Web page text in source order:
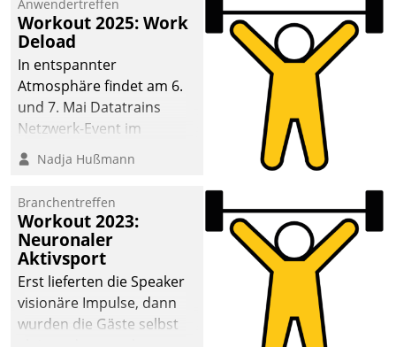
Anwendertreffen
Workout 2025: Work
Deload
In entspannter
Atmosphäre findet am 6.
und 7. Mai Datatrains
Netzwerk-Event im
Kunden- und Partnerkreis
statt. Zentrale Frage: Wie
Mammutprojekte
meistern und Workloads
wuppen – bei zunehmend
anspruchsvollen
Aufgaben und
abnehmendem
Nadja Hußmann
Branchentreffen
Workout 2023:
Neuronaler
Aktivsport
Erst lieferten die Speaker
visionäre Impulse, dann
wurden die Gäste selbst